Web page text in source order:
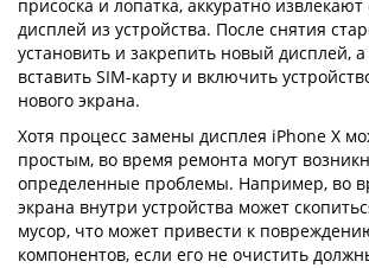
присоска и лопатка, аккуратно
дисплей из устройства. После снятия
установить и закрепить новый дисплей,
вставить SIM-карту и включить
нового экрана.
Хотя процесс замены дисплея iPhone X
простым, во время ремонта могут
определенные проблемы. Например, во
экрана внутри устройства может
мусор, что может привести к
компонентов, если его не очистить